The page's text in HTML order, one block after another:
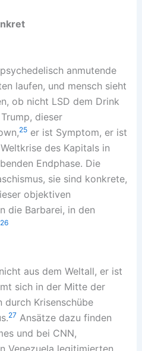
anmutende
laufen, und mensch sieht
ob nicht LSD dem Drink
dieser
25er ist Symptom, er ist
des Kapitals in
Endphase. Die
sie sind konkrete,
objektiven
die Barbarei, in den
26
aus dem Weltall, er ist
sich in der Mitte der
durch Krisenschübe
27 Ansätze dazu finden
und bei CNN,